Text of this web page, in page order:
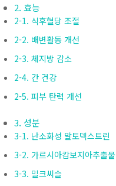
2. 효능
2-1. 식후혈당 조절
2-2. 배변활동 개선
2-3. 체지방 감소
2-4. 간 건강
2-5. 피부 탄력 개선
3. 성분
3-1. 난소화성 말토덱스트린
3-2. 가르시아캄보지아추출물
3-3. 밀크씨슬